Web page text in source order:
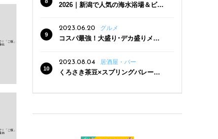
2026｜新潟で人気の海水浴場＆ビー
2023.06.20
グルメ
コスパ最強！大盛り･デカ盛りメニ
2023.08.04
居酒屋・バー
くろさき茶豆×スプリングバレー豊